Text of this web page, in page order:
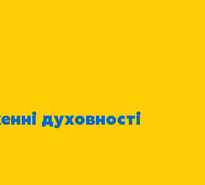
духовності